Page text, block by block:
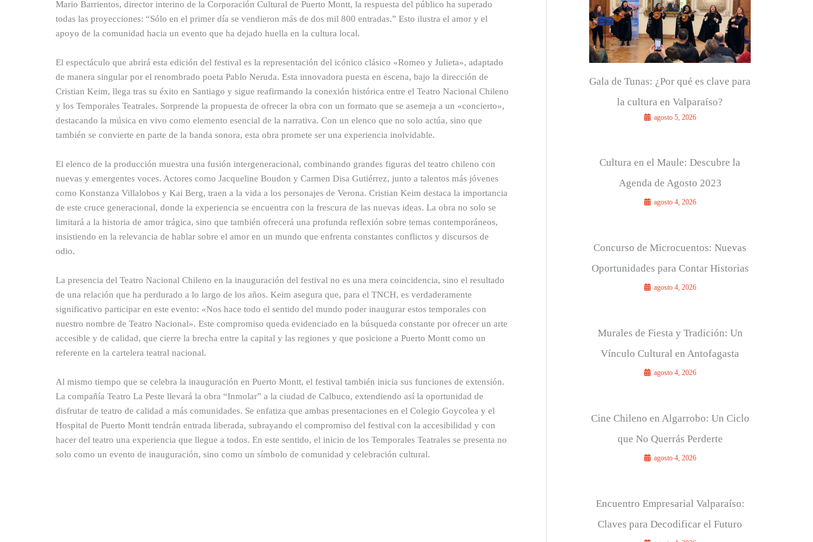
Mario Barrientos, director interino de la Corporación Cultural de Puerto Montt, la respuesta del público ha superado
todas las proyecciones: “Sólo en el primer día se vendieron más de dos mil 800 entradas.” Esto ilustra el amor y el
apoyo de la comunidad hacia un evento que ha dejado huella en la cultura local.
El espectáculo que abrirá esta edición del festival es la representación del icónico clásico «Romeo y Julieta», adaptado
de manera singular por el renombrado poeta Pablo Neruda. Esta innovadora puesta en escena, bajo la dirección de
Cristian Keim, llega tras su éxito en Santiago y sigue reafirmando la conexión histórica entre el Teatro Nacional Chileno
y los Temporales Teatrales. Sorprende la propuesta de ofrecer la obra con un formato que se asemeja a un «concierto»,
destacando la música en vivo como elemento esencial de la narrativa. Con un elenco que no solo actúa, sino que
también se convierte en parte de la banda sonora, esta obra promete ser una experiencia inolvidable.
El elenco de la producción muestra una fusión intergeneracional, combinando grandes figuras del teatro chileno con
nuevas y emergentes voces. Actores como Jacqueline Boudon y Carmen Disa Gutiérrez, junto a talentos más jóvenes
como Konstanza Villalobos y Kai Berg, traen a la vida a los personajes de Verona. Cristian Keim destaca la importancia
de este cruce generacional, donde la experiencia se encuentra con la frescura de las nuevas ideas. La obra no solo se
limitará a la historia de amor trágica, sino que también ofrecerá una profunda reflexión sobre temas contemporáneos,
insistiendo en la relevancia de hablar sobre el amor en un mundo que enfrenta constantes conflictos y discursos de
odio.
La presencia del Teatro Nacional Chileno en la inauguración del festival no es una mera coincidencia, sino el resultado
de una relación que ha perdurado a lo largo de los años. Keim asegura que, para el TNCH, es verdaderamente
significativo participar en este evento: «Nos hace todo el sentido del mundo poder inaugurar estos temporales con
nuestro nombre de Teatro Nacional». Este compromiso queda evidenciado en la búsqueda constante por ofrecer un arte
accesible y de calidad, que cierre la brecha entre la capital y las regiones y que posicione a Puerto Montt como un
referente en la cartelera teatral nacional.
Al mismo tiempo que se celebra la inauguración en Puerto Montt, el festival también inicia sus funciones de extensión.
La compañía Teatro La Peste llevará la obra “Inmolar” a la ciudad de Calbuco, extendiendo así la oportunidad de
disfrutar de teatro de calidad a más comunidades. Se enfatiza que ambas presentaciones en el Colegio Goycolea y el
Hospital de Puerto Montt tendrán entrada liberada, subrayando el compromiso del festival con la accesibilidad y con
hacer del teatro una experiencia que llegue a todos. En este sentido, el inicio de los Temporales Teatrales se presenta no
solo como un evento de inauguración, sino como un símbolo de comunidad y celebración cultural.
Gala de Tunas: ¿Por qué es clave para
la cultura en Valparaíso?
agosto 5, 2026
Cultura en el Maule: Descubre la
Agenda de Agosto 2023
agosto 4, 2026
Concurso de Microcuentos: Nuevas
Oportunidades para Contar Historias
agosto 4, 2026
Murales de Fiesta y Tradición: Un
Vínculo Cultural en Antofagasta
agosto 4, 2026
Cine Chileno en Algarrobo: Un Ciclo
que No Querrás Perderte
agosto 4, 2026
Encuentro Empresarial Valparaíso:
Claves para Decodificar el Futuro